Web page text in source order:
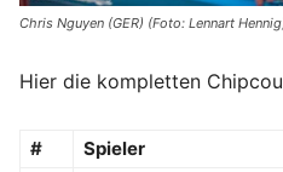
Chris Nguyen (GER) (Foto: Lennart
Hier die kompletten
# Spieler